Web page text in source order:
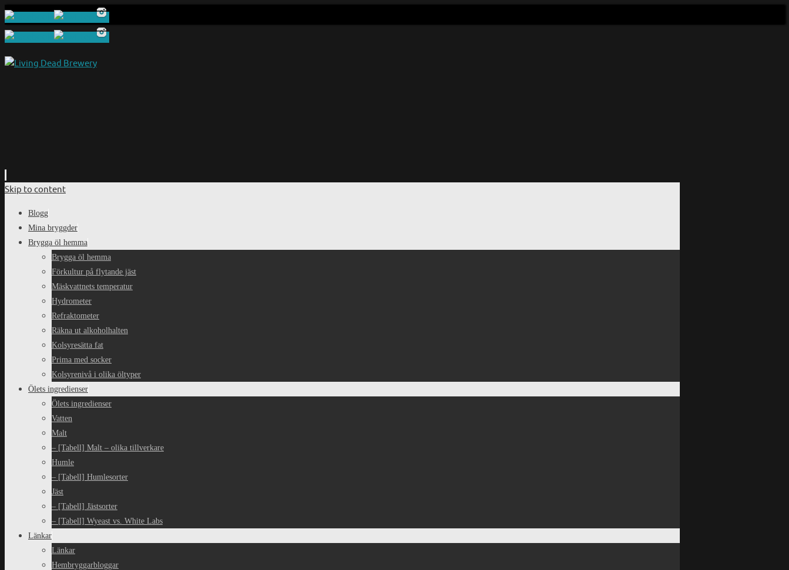
Skip to content
Blogg
Mina bryggder
Brygga öl hemma
Brygga öl hemma
Förkultur på flytande jäst
Mäskvattnets temperatur
Hydrometer
Refraktometer
Räkna ut alkoholhalten
Kolsyresätta fat
Prima med socker
Kolsyrenivå i olika öltyper
Ölets ingredienser
Ölets ingredienser
Vatten
Malt
– [Tabell] Malt – olika tillverkare
Humle
– [Tabell] Humlesorter
Jäst
– [Tabell] Jästsorter
– [Tabell] Wyeast vs. White Labs
Länkar
Länkar
Hembryggarbloggar